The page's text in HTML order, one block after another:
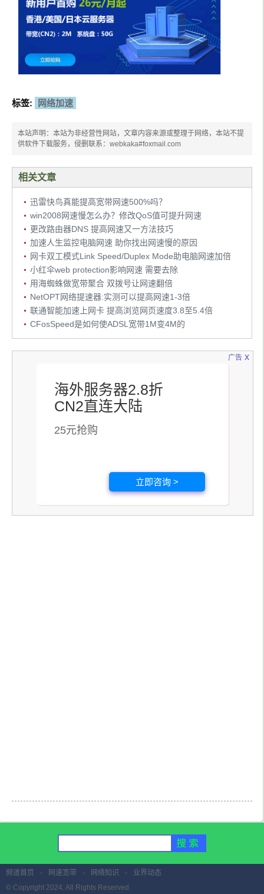
标签: 网络加速
本站声明：本站为非经营性网站，文章内容来源或整理于网络，本站不提
供软件下载服务，侵删联系：webkaka#foxmail.com
相关文章
迅雷快鸟真能提高宽带网速500%吗？
win2008网速慢怎么办？修改QoS值可提升网速
更改路由器DNS 提高网速又一方法技巧
加速人生监控电脑网速 助你找出网速慢的原因
网卡双工模式Link Speed/Duplex Mode助电脑网速加倍
小红伞web protection影响网速 需要去除
用海蜘蛛做宽带聚合 双拨号让网速翻倍
NetOPT网络提速器:实测可以提高网速1-3倍
联通智能加速上网卡 提高浏览网页速度3.8至5.4倍
CFosSpeed是如何使ADSL宽带1M变4M的
广告
海外服务器2.8折
CN2直连大陆
25元抢购
立即咨询 >
x
频道首页 - 网速宽带 - 网络知识 -
业界动态
© Copyright 2024. All Rights Reserved.